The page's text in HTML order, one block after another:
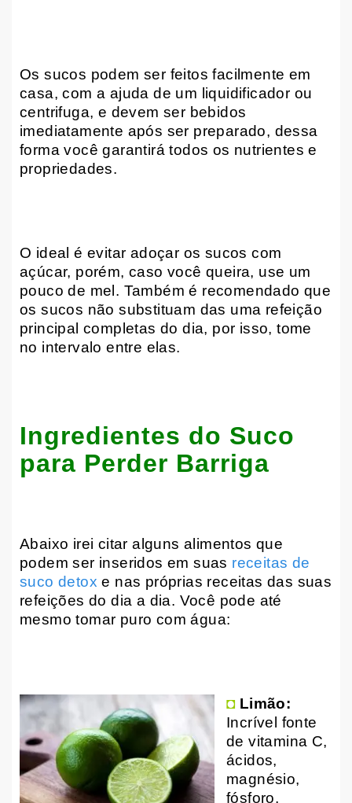
Os sucos podem ser feitos facilmente em
casa, com a ajuda de um liquidificador ou
centrifuga, e devem ser bebidos
imediatamente após ser preparado, dessa
forma você garantirá todos os nutrientes e
propriedades.
O ideal é evitar adoçar os sucos com
açúcar, porém, caso você queira, use um
pouco de mel. Também é recomendado que
os sucos não substituam das uma refeição
principal completas do dia, por isso, tome
no intervalo entre elas.
Ingredientes do Suco
para Perder Barriga
Abaixo irei citar alguns alimentos que
podem ser inseridos em suas receitas de
suco detox e nas próprias receitas das suas
refeições do dia a dia. Você pode até
mesmo tomar puro com água:
◘Limão:
Incrível fonte
de vitamina C,
ácidos,
magnésio,
fósforo,